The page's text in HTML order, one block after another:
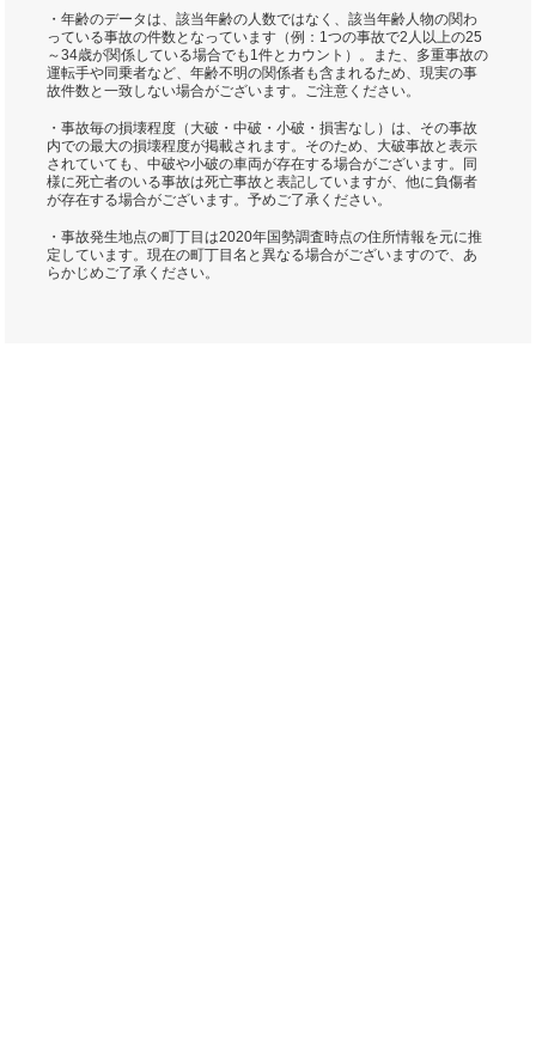
・年齢のデータは、該当年齢の人数ではなく、該当年齢人物の関わ
っている事故の件数となっています（例：1つの事故で2人以上の25
～34歳が関係している場合でも1件とカウント）。また、多重事故の
運転手や同乗者など、年齢不明の関係者も含まれるため、現実の事
故件数と一致しない場合がございます。ご注意ください。
・事故毎の損壊程度（大破・中破・小破・損害なし）は、その事故
内での最大の損壊程度が掲載されます。そのため、大破事故と表示
されていても、中破や小破の車両が存在する場合がございます。同
様に死亡者のいる事故は死亡事故と表記していますが、他に負傷者
が存在する場合がございます。予めご了承ください。
・事故発生地点の町丁目は2020年国勢調査時点の住所情報を元に推
定しています。現在の町丁目名と異なる場合がございますので、あ
らかじめご了承ください。